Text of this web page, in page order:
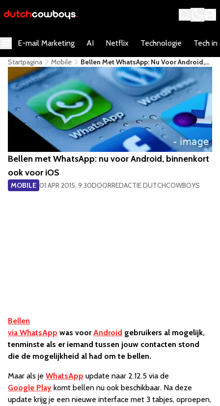
E-mail Marketing AI Netflix Technologie Tech in
Startpagina Mobile
Bellen Met WhatsApp: Nu Voor Android,
Binnenkort Ook Voor IOS
Bellen met WhatsApp: nu voor Android, binnenkort
ook voor iOS
MOBILE 01 APR 2015, 9:30DOORREDACTIE DUTCHCOWBOYS
Bellen
via WhatsApp was voorAndroid gebruikers al mogelijk,
tenminste als er iemand tussen jouw contacten stond
die de mogelijkheid al had om te bellen.
Maar als je WhatsApp update naar 2.12.5 via de
Google Play komt bellen nu ook beschikbaar. Na deze
update krijg je een nieuwe interface met 3 tabjes, oproepen,